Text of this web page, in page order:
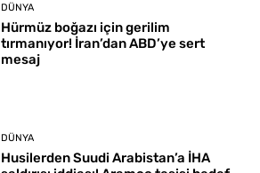
DÜNYA
Hürmüz boğazı için gerilim
tırmanıyor! İran’dan ABD’ye sert
mesaj
DÜNYA
Husilerden Suudi Arabistan’a İHA